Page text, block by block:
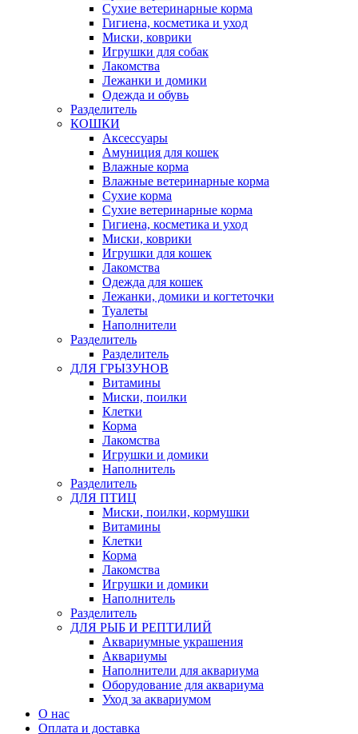
Сухие ветеринарные корма
Гигиена, косметика и уход
Миски, коврики
Игрушки для собак
Лакомства
Лежанки и домики
Одежда и обувь
Разделитель
КОШКИ
Аксессуары
Амуниция для кошек
Влажные корма
Влажные ветеринарные корма
Сухие корма
Сухие ветеринарные корма
Гигиена, косметика и уход
Миски, коврики
Игрушки для кошек
Лакомства
Одежда для кошек
Лежанки, домики и когтеточки
Туалеты
Наполнители
Pазделитель
Разделитель
ДЛЯ ГРЫЗУНОВ
Витамины
Миски, поилки
Клетки
Корма
Лакомства
Игрушки и домики
Наполнитель
Разделитель
ДЛЯ ПТИЦ
Миски, поилки, кормушки
Витамины
Клетки
Корма
Лакомства
Игрушки и домики
Наполнитель
Разделитель
ДЛЯ РЫБ И РЕПТИЛИЙ
Аквариумные украшения
Аквариумы
Наполнители для аквариума
Оборудование для аквариума
Уход за аквариумом
О нас
Оплата и доставка